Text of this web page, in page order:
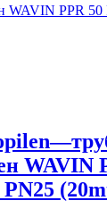
WAVIN PPR 50
WAVIN